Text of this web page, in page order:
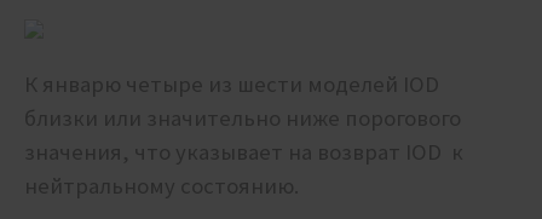
К январю четыре из шести моделей IOD
близки или значительно ниже порогового
значения, что указывает на возврат IOD к
нейтральному состоянию.